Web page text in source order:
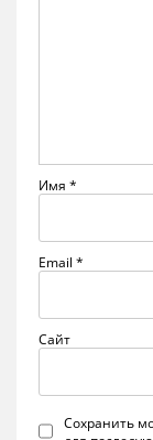
Имя *
Email *
Сайт
Сохранить